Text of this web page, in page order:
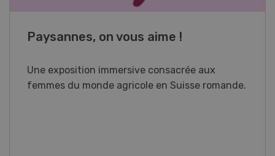
Cours spécialisé Aquaculture
Vous élevez des poissons ou songez à le faire?
Ce cours vous équipe du savoir nécessaire. Si